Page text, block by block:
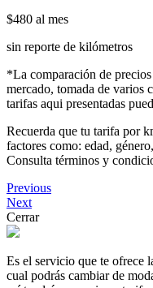
$480 al mes
sin reporte de kilómetros
*La comparación de
mercado, tomada de varios
tarifas aqui presentadas
Recuerda que tu tarifa por
factores como: edad,
Consulta términos y
Previous
Next
Cerrar
Es el servicio que te ofrece
cual podrás cambiar de